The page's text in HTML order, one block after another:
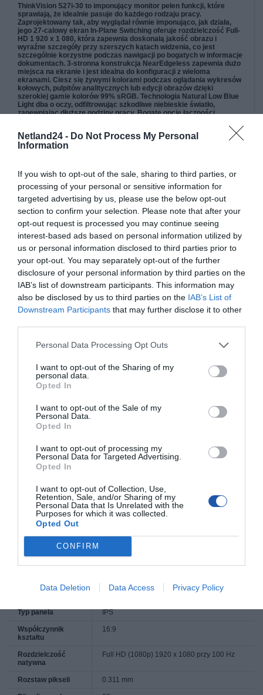
Netland24 - Do Not Process My Personal
Information
If you wish to opt-out of the sale, sharing to third parties, or
processing of your personal or sensitive information for
targeted advertising by us, please use the below opt-out
section to confirm your selection. Please note that after your
opt-out request is processed you may continue seeing
interest-based ads based on personal information utilized by
us or personal information disclosed to third parties prior to
your opt-out. You may separately opt-out of the further
disclosure of your personal information by third parties on the
IAB’s list of downstream participants. This information may
also be disclosed by us to third parties on the IAB’s List of
Downstream Participants that may further disclose it to other
Personal Data Processing Opt Outs
I want to opt-out of the Sharing of my
personal data.
Opted In
I want to opt-out of the Sale of my
Personal Data.
Opted In
I want to opt-out of processing my
Personal Data for Targeted Advertising.
Opted In
I want to opt-out of Collection, Use,
Retention, Sale, and/or Sharing of my
Personal Data that Is Unrelated with the
Purposes for which it was collected.
Opted Out
CONFIRM
Data Deletion Data Access Privacy Policy
ThinkVision S27i-30 to imponujący monitor pełen funkcji, które
sprawiają, że idealnie pasuje do każdego rodzaju pracy.
Zaprojektowany tak, aby wyglądał równie imponująco, jak działa,
jego 27-calowy ekran In-Plane Switching oferuje rozdzielczość Full-
HD 1 920 x 1 080, która zapewnia doskonałą jakość obrazu i
wyraźne szczegóły przy szerszych kątach widzenia, co jest
szczególnie korzystne podczas nawigacji po bogatych w informacje
dokumentach. 3-stronna konstrukcja NearEdgeless zapewnia dużo
miejsca na ekranie i jest idealna do konfiguracji z wieloma
ekranami. Ciesz się żywymi kolorami podczas oglądania wykresów
kołowych, pulpitów analitycznych lub edycji obrazów dzięki
szerokiej gamie kolorów 99% sRGB. Technologia Natural Low Blue
Light dba o oczy, odfiltrowując szkodliwe niebieskie światło,
zapewniając dłuższe godziny pracy. Bogate opcje łączności
dostosować ją do wygodniejszej pozycji podczas pracy. Jeśli jednak
chcesz zwolnić więcej miejsca na biurku, możesz również
kompaktowej podstawie i zwięzłemu systemowi zarządzania
kablami. Intuicyjny joystick na monitorze zapewnia łatwy i szybki
dostęp do kalibracji ustawień wyświetlania zgodnie z własnymi
preferencjami. Monitor ThinkVision S27i-30 został wyprodukowany
zgodnie z przepisami TCO 9.0.
Kluczowe cechy
Wyświetla bogaty obraz i zmniejsza zmęczenie oczuMonitor
ThinkVision S27i-30 trafia w dziesiątkę, jeśli chodzi o
powierzchnię ekranu. Jego 27-calowy ekran Full-HD In-Plane
Switching o rozdzielczości 1 920 x 1 080, z 3-stronnymi cienkimi
ramkami, zapewnia szeroki widok wyświetlanych treści,
niezależnie od kąta patrzenia. Doświadcz żywych obrazów dzięki
szerokiej gamie kolorów 99% sRGB. Wbudowana technologia
Natural Low Blue Light redukuje emisję szkodliwego
mistrzostwem.
łączności monitora ThinkVision S27i-30 obejmują dwa porty
HDMI i port VGA do podłączenia klawiatury, myszy i
zewnętrznych urządzeń pamięci masowej. Monitor dobrze
pochylania. Można go również zamontować w standardzie VESA,
aby zwolnić cenne miejsce na biurku. Łatwy montaż i przycisk
szybkiego zwalniania zapewniają, że monitor ThinkVision S27i-30
Przyjazny dla oczu i środowiskaPodnieś estetykę swojego
miejsca pracy dzięki przyciągającemu wzrok kolorowi monitora i
wyjątkowo smukłej konstrukcji, która sprawia, że jest on
monitor był przyjazny dla środowiska. Jest on zgodny z regulacją
TCO 9.0, najbardziej kompleksowym certyfikatem
zrównoważonego rozwoju dla produktów IT.
Wielkość
27"
Typ panela IPS
Współczynnik
kształtu
16:9
Rozdzielczość
natywna
Full HD (1080p) 1920 x 1080 przy 100 Hz
Rozstaw pikseli 0.311 mm